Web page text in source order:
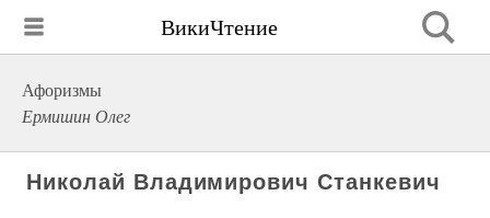
ВикиЧтение
Афоризмы
Ермишин Олег
Николай Владимирович Станкевич